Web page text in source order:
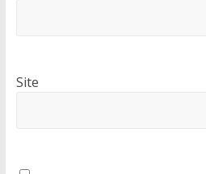
Site